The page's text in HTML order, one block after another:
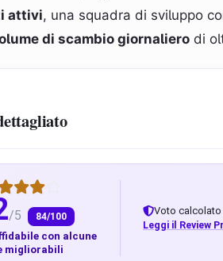
attivi, una squadra di sviluppo
di scambio giornaliero di
/5 84/100
con alcune
migliorabili
Voto
Leggi il Review